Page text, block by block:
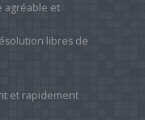
agréable et
libres de
et rapidement